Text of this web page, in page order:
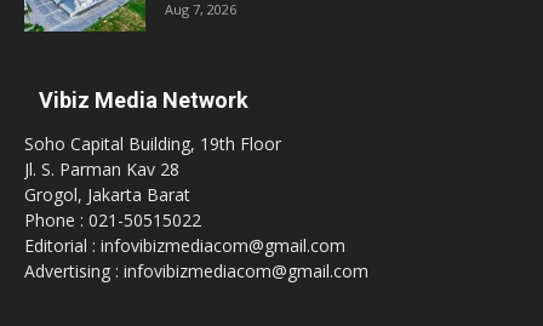
Aug 7, 2026
Vibiz Media Network
Soho Capital Building, 19th Floor
Jl. S. Parman Kav 28
Grogol, Jakarta Barat
Phone : 021-50515022
Editorial : infovibizmediacom@gmail.com
Advertising : infovibizmediacom@gmail.com